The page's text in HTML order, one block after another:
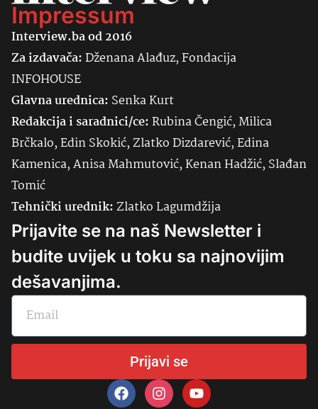
Impressum
Interview.ba od 2016
Za izdavača:Dženana Alađuz, Fondacija
INFOHOUSE
Glavna urednica: SenkaKurt
Redakcija i saradnici/ce:Rubina Čengić, Milica
Brčkalo, Edin Skokić, Zlatko Dizdarević, Edina
Kamenica, Anisa Mahmutović, Kenan Hadžić, Slađan
Tomić
Tehnički urednik:Zlatko Lagumdžija
Prijavite se na naš Newsletter i
budite uvijek u toku sa najnovijim
dešavanjima.
Prijavi se